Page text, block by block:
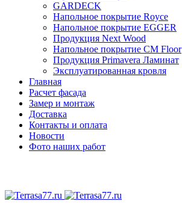
GARDECK
Напольное покрытие Royce
Напольное покрытие EGGER
Продукция Next Wood
Напольное покрытие CM Floor
Продукция Primavera Ламинат
Эксплуатированная кровля
Главная
Расчет фасада
Замер и монтаж
Доставка
Контакты и оплата
Новости
Фото наших работ